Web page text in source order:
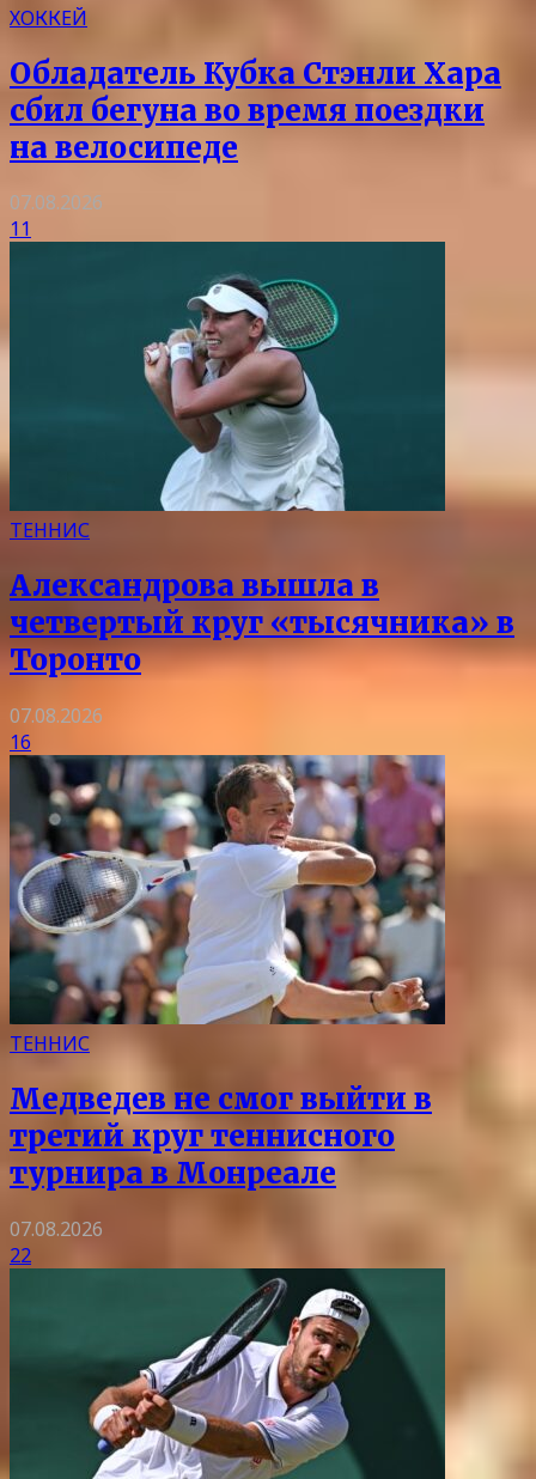
ХОККЕЙ
Обладатель Кубка Стэнли Хара
сбил бегуна во время поездки
на велосипеде
07.08.2026
11
ТЕННИС
Александрова вышла в
четвертый круг «тысячника» в
Торонто
07.08.2026
16
ТЕННИС
Медведев не смог выйти в
третий круг теннисного
турнира в Монреале
07.08.2026
22